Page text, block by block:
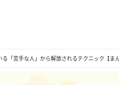
る「苦手な人」から解放されるテクニック【ま